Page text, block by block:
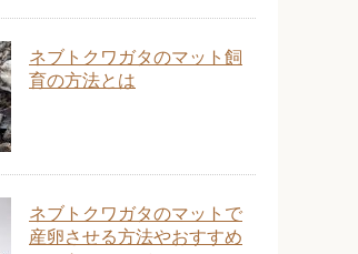
ネブトクワガタのマット飼
育の方法とは
ネブトクワガタのマットで
産卵させる方法やおすすめ